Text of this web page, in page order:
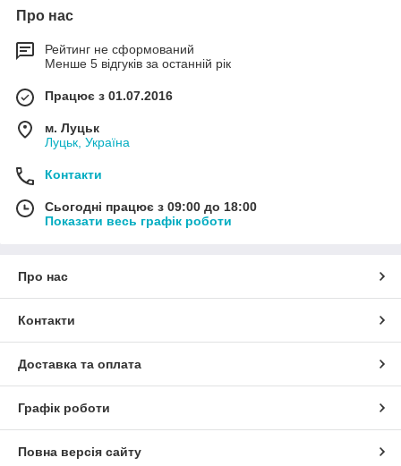
Про нас
Рейтинг не сформований
Менше 5 відгуків за останній рік
Працює з 01.07.2016
м. Луцьк
Луцьк, Україна
Контакти
Сьогодні працює з 09:00 до 18:00
Показати весь графік роботи
Про нас
Контакти
Доставка та оплата
Графік роботи
Повна версія сайту